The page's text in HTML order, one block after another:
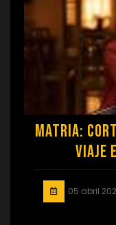
Matria:
Viaje
05 abril